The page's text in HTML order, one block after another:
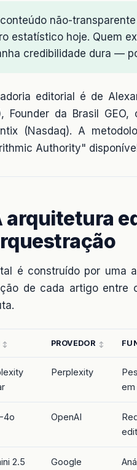
não-
estatístico hoje. Quem
credibilidade dura —
editorial é de
Founder da Brasil
(Nasdaq). A
Authority"
arquitetura
é construído por uma
de cada artigo entre
PROVEDOR
Perplexity
em
4o OpenAI
2.5
Google